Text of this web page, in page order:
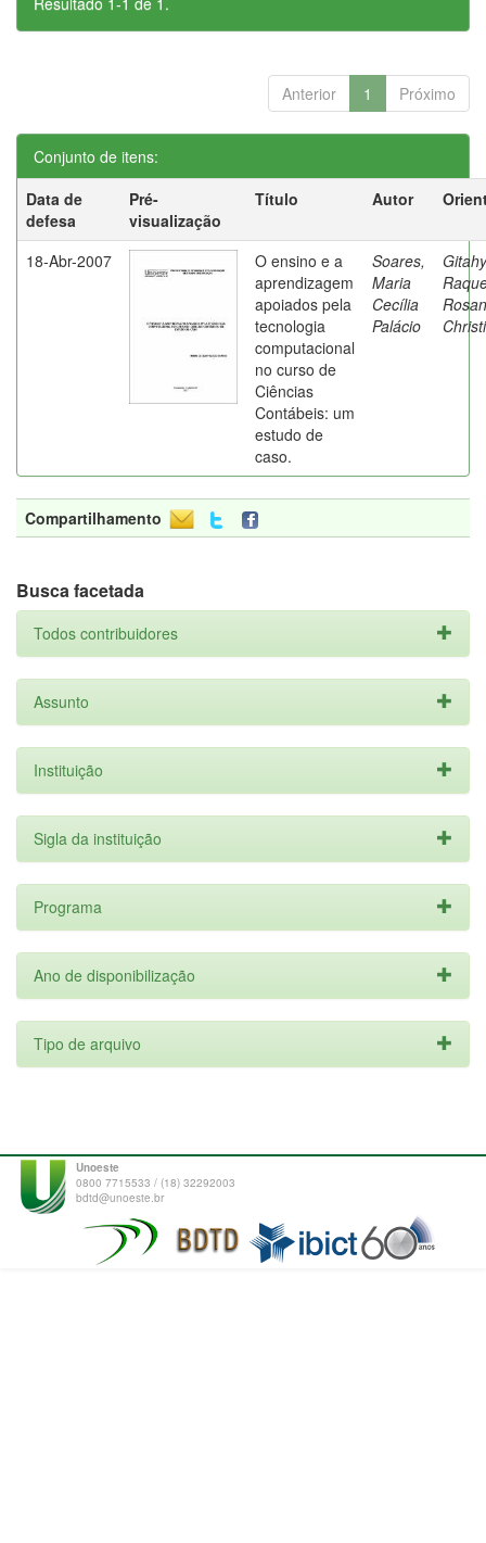
Anterior 1 Próximo
Conjunto de itens:
Data de
defesa
Pré-
visualização
Título Autor
18-Abr-2007
O ensino e a
aprendizagem
apoiados pela
tecnologia
computacional
no curso de
Ciências
Contábeis: um
estudo de
caso.
Soares,
Maria
Cecília
Palácio
Rosan
Compartilhamento
Busca facetada
Todos contribuidores
Assunto
Instituição
Sigla da instituição
Programa
Ano de disponibilização
Tipo de arquivo
Unoeste
0800 7715533 / (18) 32292003
bdtd@unoeste.br